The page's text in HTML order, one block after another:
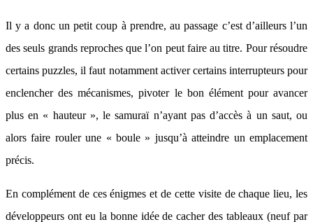
Il y a donc un petit coup à prendre, au passage c’est d’ailleurs l’un
des seuls grands reproches que l’on peut faire au titre. Pour résoudre
certains puzzles, il faut notamment activer certains interrupteurs pour
enclencher des mécanismes, pivoter le bon élément pour avancer
plus en « hauteur », le samuraï n’ayant pas d’accès à un saut, ou
alors faire rouler une « boule » jusqu’à atteindre un emplacement
précis.
En complément de ces énigmes et de cette visite de chaque lieu, les
développeurs ont eu la bonne idée de cacher des tableaux (neuf par